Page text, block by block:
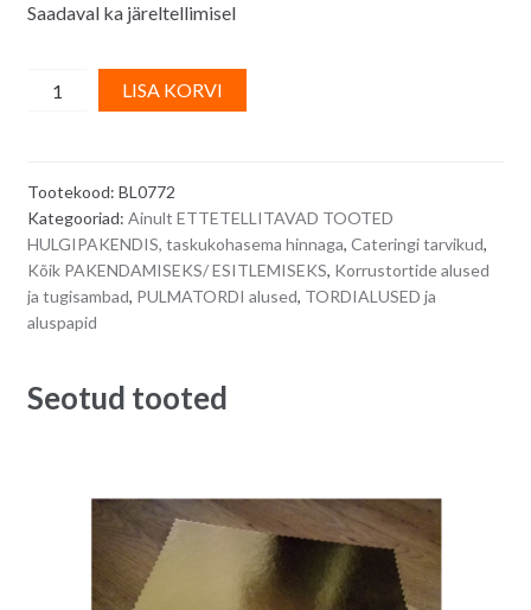
Saadaval ka järeltellimisel
korruseline
pulmatordi
alus
quantity
LISA KORVI
a
t
Tootekood: BL0772
Kategooriad: Ainult ETTETELLITAVAD TOOTED
HULGIPAKENDIS, taskukohasema hinnaga, Cateringi tarvikud,
Kõik PAKENDAMISEKS/ ESITLEMISEKS, Korrustortide alused
ja tugisambad, PULMATORDI alused, TORDIALUSED ja
aluspapid
Seotud tooted